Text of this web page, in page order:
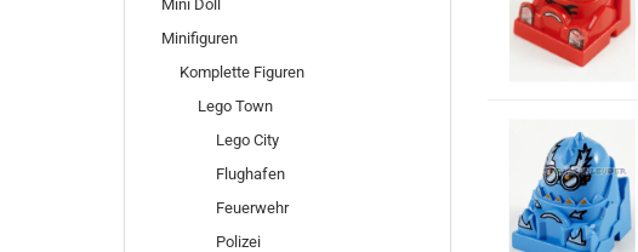
Mini Doll
Minifiguren
Komplette Figuren
Lego Town
Lego City
Flughafen
Feuerwehr
Polizei